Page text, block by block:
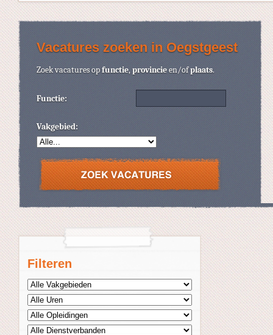
Filteren
Vacatures zoeken in Oegstgeest
Zoek vacatures opfunctie,provincieen/ofplaats.
Functie:
Vakgebied: